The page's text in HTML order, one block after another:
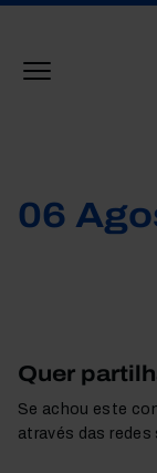
06
Quer
Se achou este
através das redes